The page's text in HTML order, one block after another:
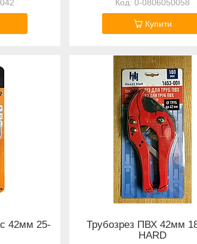
0-0806050058
Купити
42мм 25-
Трубозрез ПВХ 42мм
HARD